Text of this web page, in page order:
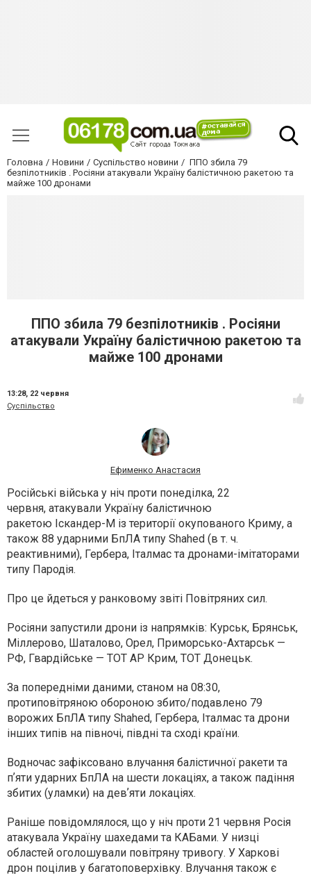
Головна Новини Суспільство новини
ППО збила 79
безпілотників . Росіяни атакували Україну балістичною ракетою та
майже 100 дронами
ППО збила 79 безпілотників . Росіяни
атакували Україну балістичною ракетою та
майже 100 дронами
13:28, 22 червня
Суспільство
Ефименко Анастасия
Російські війська у ніч проти понеділка, 22
червня, атакували Україну балістичною
ракетою Іскандер-М із території окупованого Криму, а
також 88 ударними БпЛА типу Shahed (в т. ч.
реактивними), Гербера, Італмас та дронами-імітаторами
типу Пародія.
Про це йдеться у ранковому звіті Повітряних сил.
Росіяни запустили дрони із напрямків: Курськ, Брянськ,
Міллерово, Шаталово, Орел, Приморсько-Ахтарськ —
РФ, Гвардійське — ТОТ АР Крим, ТОТ Донецьк.
За попередніми даними, станом на 08:30,
протиповітряною обороною збито/подавлено 79
ворожих БпЛА типу Shahed, Гербера, Італмас та дрони
інших типів на півночі, півдні та сході країни.
Водночас зафіксовано влучання балістичної ракети та
пʼяти ударних БпЛА на шести локаціях, а також падіння
збитих (уламки) на девʼяти локаціях.
Раніше повідомлялося, що у ніч проти 21 червня Росія
атакувала Україну шахедами та КАБами. У низці
областей оголошували повітряну тривогу. У Харкові
дрон поцілив у багатоповерхівку. Влучання також є